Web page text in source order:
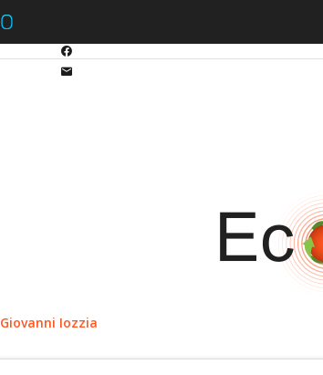
Facebook
Giovanni Iozzia